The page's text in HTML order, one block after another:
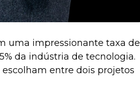
uma impressionante taxa de
da indústria de tecnologia.
entre dois projetos